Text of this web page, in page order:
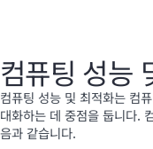
컴퓨팅 성능
컴퓨팅 성능 및 최적화는 컴
대화하는 데 중점을 둡니다.
음과 같습니다.